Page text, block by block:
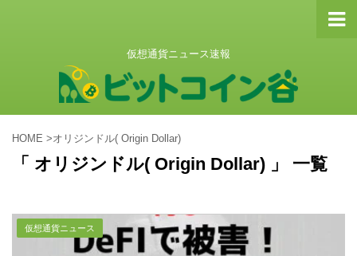
仮想通貨ニュース速報
HOME >オリジンドル( Origin Dollar)
「 オリジンドル( Origin Dollar) 」 一覧
仮想通貨ニュース